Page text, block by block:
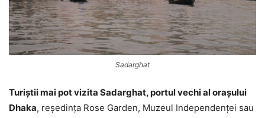
Sadarghat
Turiștii mai pot vizita Sadarghat, portul vechi al orașului
Dhaka, reședința Rose Garden, Muzeul Independenței sau